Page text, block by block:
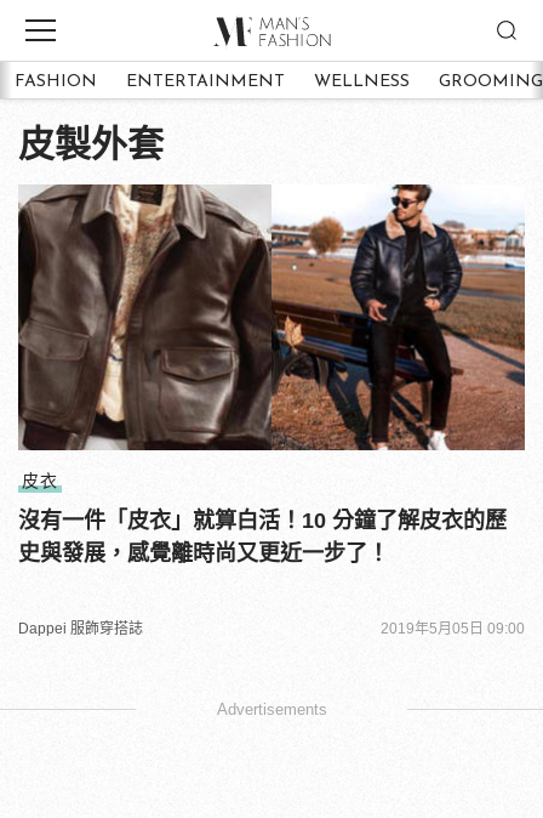
FASHION ENTERTAINMENT WELLNESS GROOMING
皮製外套
皮衣
沒有一件「皮衣」就算白活！10 分鐘了解皮衣的歷
史與發展，感覺離時尚又更近一步了！
Dappei 服飾穿搭誌 2019年5月05日 09:00
Advertisements